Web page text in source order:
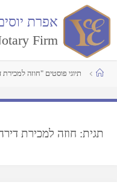
אפרת יוסי
Firm
תיוגי פוסטים "חוזה למכירת
תגית: חוזה למכירת